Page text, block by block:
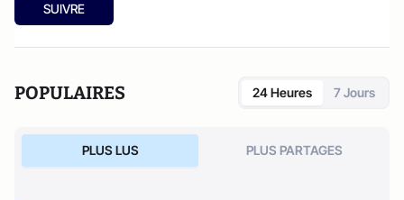
SUIVRE
POPULAIRES 24 Heures 7 Jours
PLUS LUS PLUS PARTAGES